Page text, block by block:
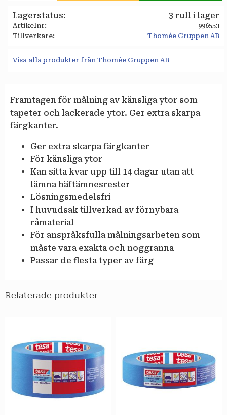
Lagerstatus 3 rull i lager
Artikelnr
996553
Tillverkare
Thomée Gruppen AB
Visa alla produkter från Thomée Gruppen AB
Framtagen för målning av känsliga ytor som
tapeter och lackerade ytor. Ger extra skarpa
färgkanter.
Ger extra skarpa färgkanter
För känsliga ytor
Kan sitta kvar upp till 14 dagar utan att
lämna häftämnesrester
Lösningsmedelsfri
I huvudsak tillverkad av förnybara
råmaterial
För anspråksfulla målningsarbeten som
måste vara exakta och noggranna
Passar de flesta typer av färg
Relaterade produkter